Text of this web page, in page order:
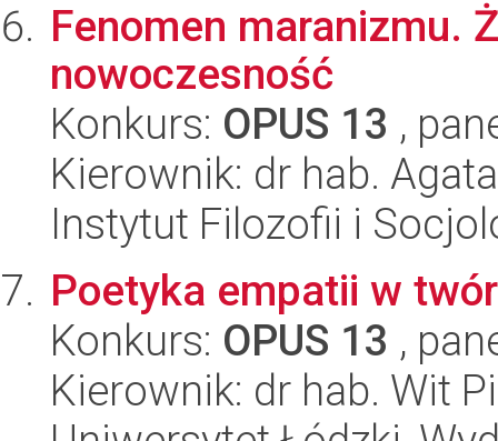
Fenomen maranizmu.
nowoczesność
Konkurs: OPUS 13 ,
Kierownik: dr hab.
Instytut Filozofii i
Poetyka empatii w
Konkurs: OPUS 13 ,
Kierownik: dr hab. Wit